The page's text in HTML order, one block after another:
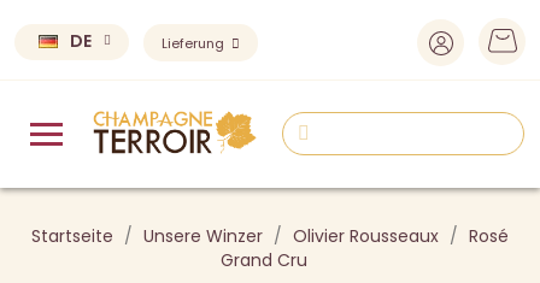
DE Lieferung
Startseite Unsere Winzer Olivier Rousseaux
Rosé
Grand Cru